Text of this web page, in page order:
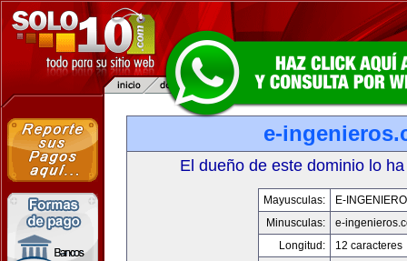
e-
El dueño de este dominio lo
Mayusculas:
E-
Minusculas:
e-
Longitud:
12 caracteres